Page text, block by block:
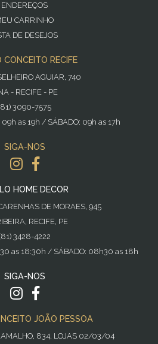
ENDEREÇOS
CARRINHO
DE DESEJOS
CONCEITO RECIFE
AGUIAR, 740
- RECIFE - PE
3090-7575
09h as 19h / SÁBADO: 09h as 17h
SIGA-NOS
HOME DECOR
DE MORAES, 945
RECIFE, PE
3428-4222
as 18:30h / SÁBADO: 08h30 as 18h
SIGA-NOS
JOÃO PESSOA
834, LOJAS 02/03/04